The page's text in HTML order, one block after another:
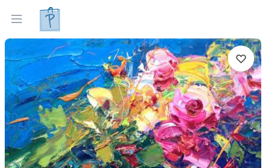
Open menu
Gleznas Izveleties pec interjera